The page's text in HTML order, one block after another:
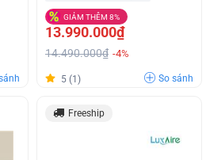
GIẢM THÊM 8%
13.990.000₫
14.490.000₫ -4%
5 (1) So sánh
Freeship